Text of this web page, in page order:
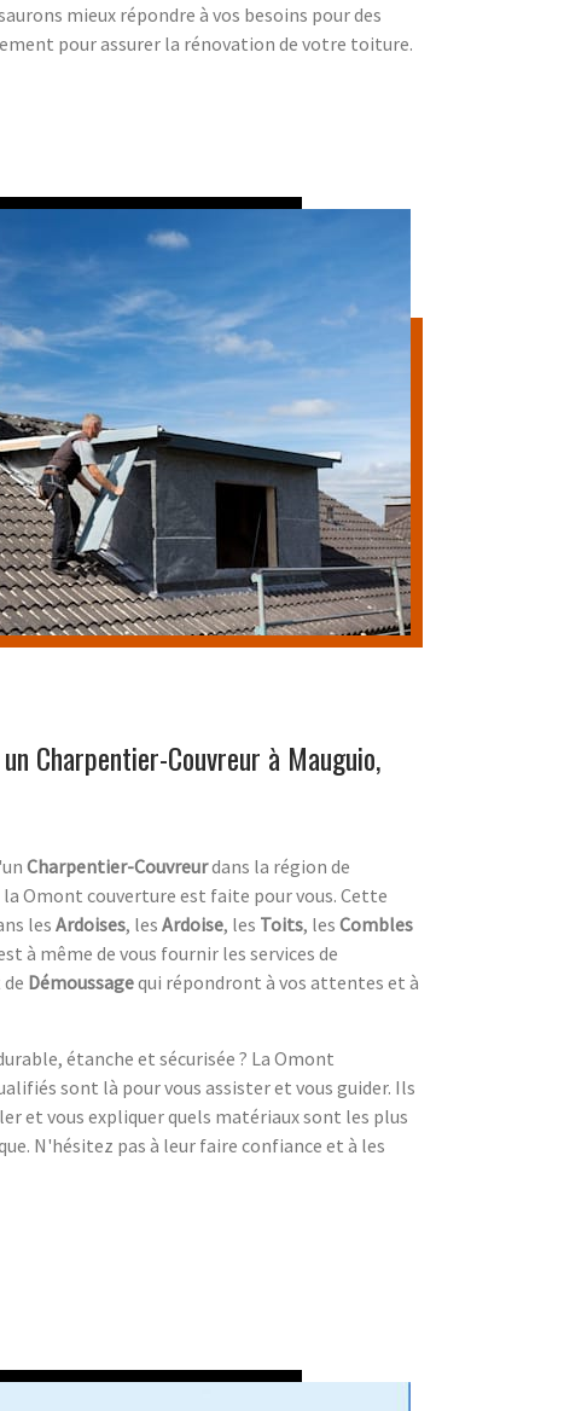
mieux répondre à vos besoins pour des
pour assurer la rénovation de votre toiture.
Charpentier-Couvreur à Mauguio,
Charpentier-Couvreurdans la région de
Omont couverture est faite pour vous. Cette
les Ardoises, les Ardoise, les Toits, les Combles
à même de vous fournir les services de
Démoussagequi répondront à vos attentes et à
étanche et sécurisée ? La Omont
sont là pour vous assister et vous guider. Ils
et vous expliquer quels matériaux sont les plus
N'hésitez pas à leur faire confiance et à les